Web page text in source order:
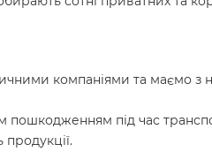
компаніями та маємо з
пошкодженням під час